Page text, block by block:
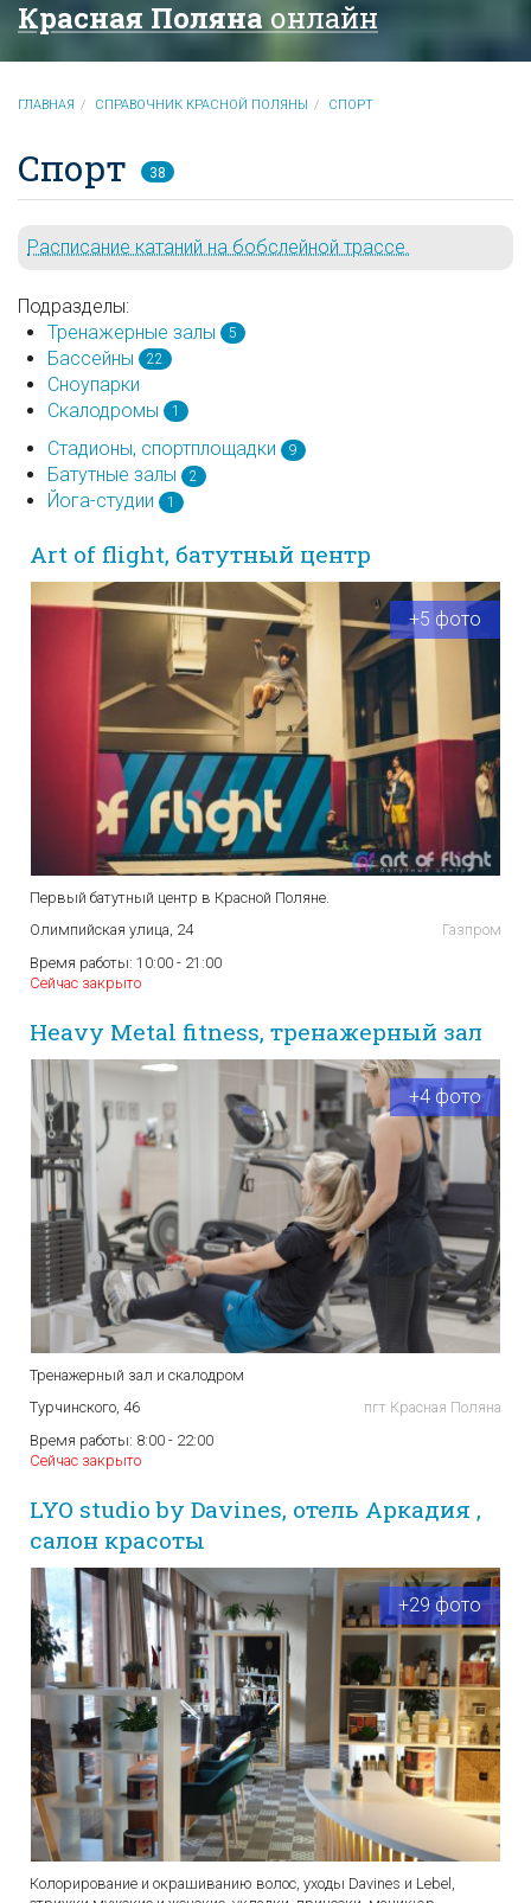
Красная Поляна онлайн
ГЛАВНАЯ СПРАВОЧНИК КРАСНОЙ ПОЛЯНЫ СПОРТ
Спорт 38
Расписание катаний на бобслейной трассе.
Подразделы:
Тренажерные залы
5
Бассейны 22
Сноупарки
Скалодромы
1
Стадионы, спортплощадки 9
Батутные залы 2
Йога-студии 1
Art of flight, батутный центр
+5 фото
Первый батутный центр в Красной Поляне.
Олимпийская улица, 24
Газпром
Время работы: 10:00 - 21:00
Сейчас закрыто
Heavy Metal fitness, тренажерный зал
+4 фото
Тренажерный зал и скалодром
Турчинского, 46
пгт Красная Поляна
Время работы: 8:00 - 22:00
Сейчас закрыто
LYO studio by Davines, отель Аркадия ,
салон красоты
+29 фото
Колорирование и окрашиванию волос, уходы Davines и Lebel,